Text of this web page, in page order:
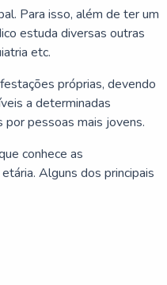
Para isso, além de ter um
estuda diversas outras
etc.
próprias, devendo
a determinadas
pessoas mais jovens.
conhece as
Alguns dos principais